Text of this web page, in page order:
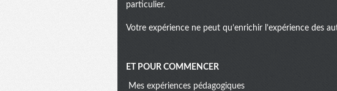
particulier.
Votre expérience ne peut qu’enrichir l’expérience des
ET POUR COMMENCER
Mes expériences pédagogiques